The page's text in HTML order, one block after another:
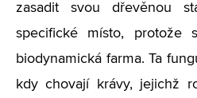
zasadit svou dřevěnou
specifické místo, protože
biodynamická farma. Ta
kdy chovají krávy, jejichž